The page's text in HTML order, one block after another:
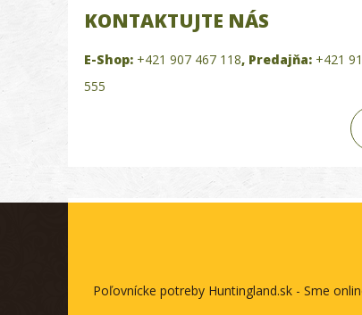
KONTAKTUJTE NÁS
E-Shop: +421 907 467 118, Predajňa: +421
555
Poľovnícke potreby Huntingland.sk - Sme